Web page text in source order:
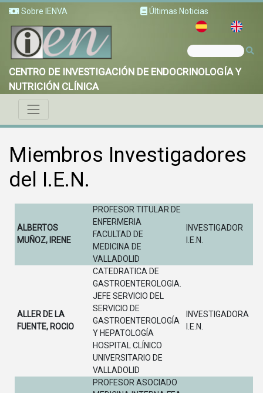
Sobre IENVA Últimas Noticias
CENTRO DE INVESTIGACIÓN DE ENDOCRINOLOGÍA Y
NUTRICIÓN CLÍNICA
Miembros Investigadores
del I.E.N.
ALBERTOS
MUÑOZ, IRENE
PROFESOR TITULAR DE
ENFERMERIA
FACULTAD DE
MEDICINA DE
VALLADOLID
INVESTIGADOR
I.E.N.
ALLER DE LA
FUENTE, ROCIO
CATEDRATICA DE
GASTROENTEROLOGIA.
JEFE SERVICIO DEL
SERVICIO DE
GASTROENTEROLOGÍA
Y HEPATOLOGÍA
HOSPITAL CLÍNICO
UNIVERSITARIO DE
VALLADOLID
INVESTIGADORA
I.E.N.
PROFESOR ASOCIADO